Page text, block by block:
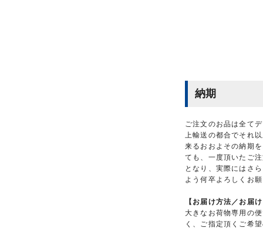
納期
ご注文のお品は全て
上輸送の都合でそれ
来るおおよその納期
ても、一度頂いたご
となり、実際にはさ
よう何卒よろしくお
【お届け方法／お届
大きなお荷物専用の
く、ご指定頂くご希